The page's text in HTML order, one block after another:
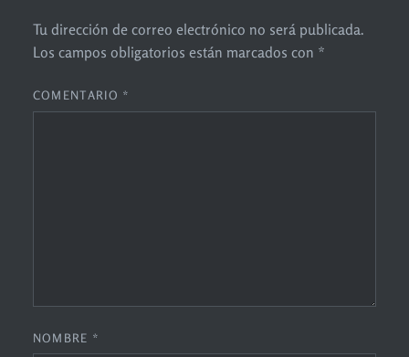
Tu dirección de correo electrónico no será publicada.
Los campos obligatorios están marcados con *
COMENTARIO *
NOMBRE *